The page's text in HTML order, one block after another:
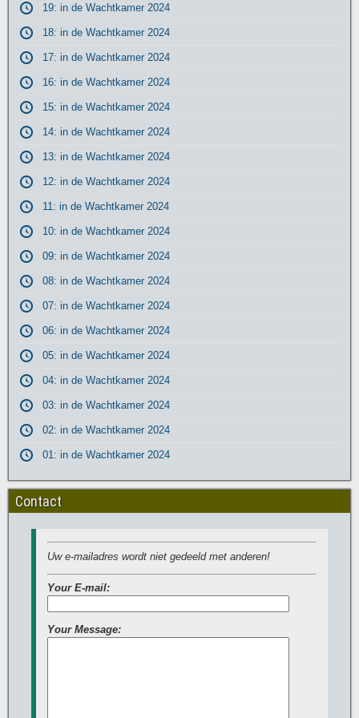
19: in de Wachtkamer 2024
18: in de Wachtkamer 2024
17: in de Wachtkamer 2024
16: in de Wachtkamer 2024
15: in de Wachtkamer 2024
14: in de Wachtkamer 2024
13: in de Wachtkamer 2024
12: in de Wachtkamer 2024
11: in de Wachtkamer 2024
10: in de Wachtkamer 2024
09: in de Wachtkamer 2024
08: in de Wachtkamer 2024
07: in de Wachtkamer 2024
06: in de Wachtkamer 2024
05: in de Wachtkamer 2024
04: in de Wachtkamer 2024
03: in de Wachtkamer 2024
02: in de Wachtkamer 2024
01: in de Wachtkamer 2024
Contact
Uw e-mailadres wordt niet gedeeld met anderen!
Your E-mail:
Your Message: